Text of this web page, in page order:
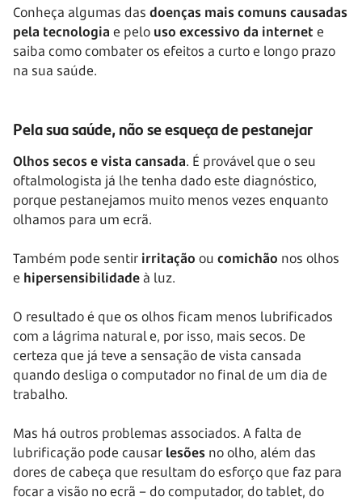
Conheça algumas das doenças mais comuns causadas
pela tecnologia e pelo uso excessivo da internet e
saiba como combater os efeitos a curto e longo prazo
na sua saúde.
Pela sua saúde, não se esqueça de pestanejar
Olhos secos e vista cansada. É provável que o seu
oftalmologista já lhe tenha dado este diagnóstico,
porque pestanejamos muito menos vezes enquanto
olhamos para um ecrã.
Também pode sentir irritação ou comichão nos olhos
e hipersensibilidadeà luz.
O resultado é que os olhos ficam menos lubrificados
com a lágrima natural e, por isso, mais secos. De
certeza que já teve a sensação de vista cansada
quando desliga o computador no final de um dia de
trabalho.
Mas há outros problemas associados. A falta de
lubrificação pode causar lesões no olho, além das
dores de cabeça que resultam do esforço que faz para
focar a visão no ecrã – do computador, do tablet, do